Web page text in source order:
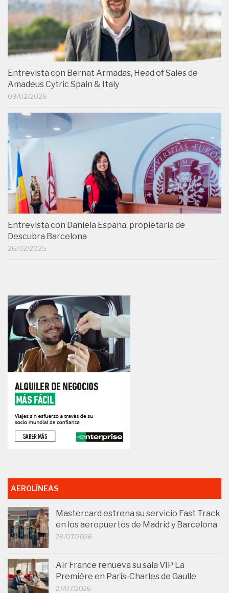
Entrevista con Bernat Armadas, Head of Sales de
Amadeus Cytric Spain & Italy
09/02/2026
Entrevista con Daniela España, propietaria de
Descubra Barcelona
26/02/2025
AEROLÍNEAS
Mastercard estrena su servicio Fast Track
en los aeropuertos de Madrid y Barcelona
28/07/2026
Air France renueva su sala VIP La
Première en París-Charles de Gaulle
27/07/2026